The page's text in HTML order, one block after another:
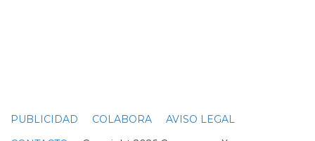
PUBLICIDAD COLABORA
AVISO LEGAL